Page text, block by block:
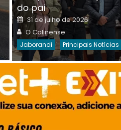
on
Destaques Da Semana
do pai
Posted
on
31 de julho de 2026
Author
O Colinense
Jaborandi Principais Notícias